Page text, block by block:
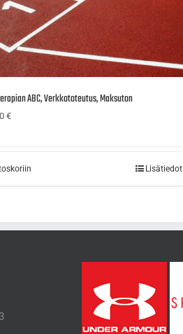
ABC, Verkkototeutus, Maksuton
€
Lisätiedot